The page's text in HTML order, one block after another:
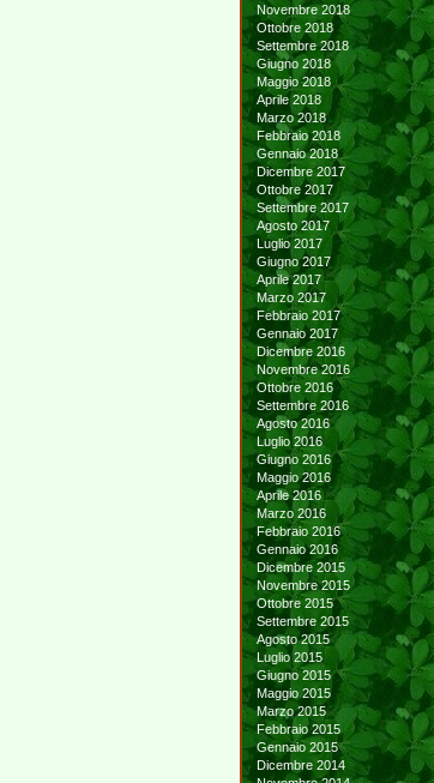
Novembre 2018
Ottobre 2018
Settembre 2018
Giugno 2018
Maggio 2018
Aprile 2018
Marzo 2018
Febbraio 2018
Gennaio 2018
Dicembre 2017
Ottobre 2017
Settembre 2017
Agosto 2017
Luglio 2017
Giugno 2017
Aprile 2017
Marzo 2017
Febbraio 2017
Gennaio 2017
Dicembre 2016
Novembre 2016
Ottobre 2016
Settembre 2016
Agosto 2016
Luglio 2016
Giugno 2016
Maggio 2016
Aprile 2016
Marzo 2016
Febbraio 2016
Gennaio 2016
Dicembre 2015
Novembre 2015
Ottobre 2015
Settembre 2015
Agosto 2015
Luglio 2015
Giugno 2015
Maggio 2015
Marzo 2015
Febbraio 2015
Gennaio 2015
Dicembre 2014